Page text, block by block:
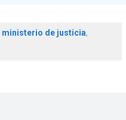
ministerio de justicia,